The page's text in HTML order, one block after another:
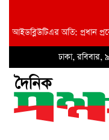
অতি: প্রধান প্রকৌশলী
ঢাকা,